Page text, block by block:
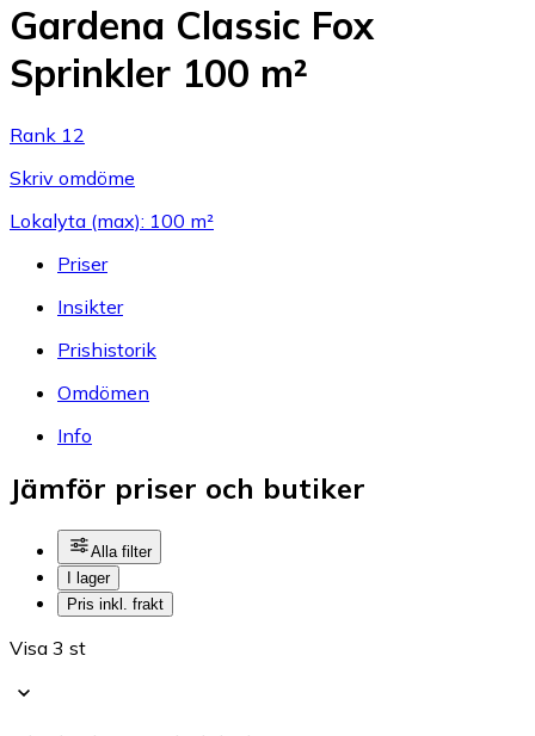
Gardena Classic Fox
Sprinkler 100 m²
Rank 12
Skriv omdöme
Lokalyta (max): 100 m²
Priser
Insikter
Prishistorik
Omdömen
Info
Jämför priser och butiker
Alla filter
I lager
Pris inkl. frakt
Visa 3 st